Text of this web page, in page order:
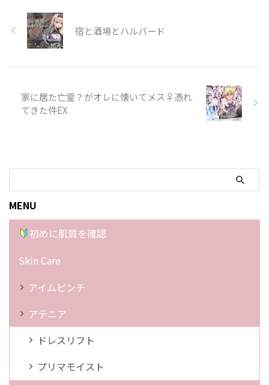
宿と酒場とハルバード
家に居た亡霊？がオレに懐いてメス♀憑れ
てきた件EX
MENU
初めに肌質を確認
Skin Care
アイムピンチ
アテニア
ドレスリフト
プリマモイスト